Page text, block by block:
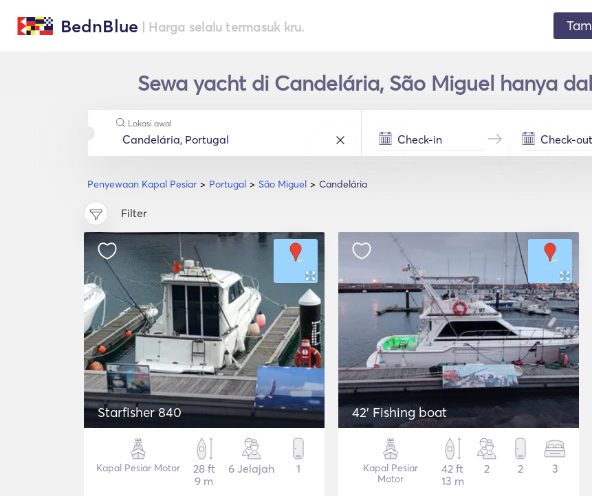
BednBlue | Harga selalu termasuk kru.
Sewa yacht di Candelária, São Miguel hanya
Penyewaan Kapal Pesiar Portugal São Miguel Candelária
Lokasi awal
Filter
Starfisher 840
Kapal Pesiar Motor
28 ft
9 m
6 Jelajah 1
42' Fishing boat
Kapal Pesiar
Motor
42 ft
13 m
2 2 3